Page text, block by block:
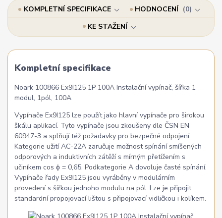
KOMPLETNÍ SPECIFIKACE HODNOCENÍ
0
KE STAŽENÍ
Kompletní specifikace
Noark 100866 Ex9I125 1P 100A Instalační vypínač, šířka 1
modul, 1pól, 100A
Vypínače Ex9I125 lze použít jako hlavní vypínače pro širokou
škálu aplikací. Tyto vypínače jsou zkoušeny dle ČSN EN
60947-3 a splňují též požadavky pro bezpečné odpojení.
Kategorie užití AC-22A zaručuje možnost spínání smíšených
odporových a induktivních zátěží s mírným přetížením s
učiníkem cos ϕ = 0,65. Podkategorie A dovoluje časté spínání.
Vypínače řady Ex9I125 jsou vyráběny v modulárním
provedení s šířkou jednoho modulu na pól. Lze je připojit
standardní propojovací lištou s připojovací vidličkou i kolíkem.